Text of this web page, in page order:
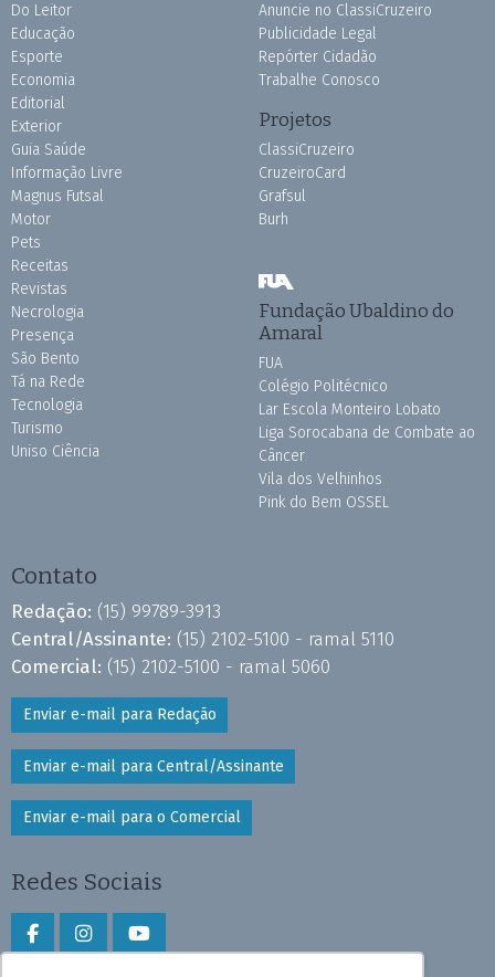
Do Leitor
Educação
Esporte
Economia
Editorial
Exterior
Guia Saúde
Informação Livre
Magnus Futsal
Motor
Pets
Receitas
Revistas
Necrologia
Presença
São Bento
Tá na Rede
Tecnologia
Turismo
Uniso Ciência
Anuncie no ClassiCruzeiro
Publicidade Legal
Repórter Cidadão
Trabalhe Conosco
Projetos
ClassiCruzeiro
CruzeiroCard
Grafsul
Burh
Fundação Ubaldino do
Amaral
FUA
Colégio Politécnico
Lar Escola Monteiro Lobato
Liga Sorocabana de Combate ao
Câncer
Vila dos Velhinhos
Pink do Bem OSSEL
Contato
Redação: (15) 99789-3913
Central/Assinante: (15) 2102-5100 - ramal 5110
Comercial: (15) 2102-5100 - ramal 5060
Enviar e-mail para Redação
Enviar e-mail para Central/Assinante
Enviar e-mail para o Comercial
Redes Sociais